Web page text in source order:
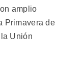
amplio
Primavera de
Unión